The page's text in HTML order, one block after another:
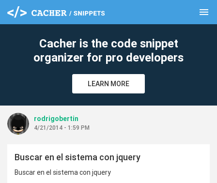
menu
Cacher is the code snippet
organizer for pro developers
LEARN MORE
rodrigobertin
4/21/2014 - 1:59 PM
Buscar en el sistema con jquery
Buscar en el sistema con jquery
clear